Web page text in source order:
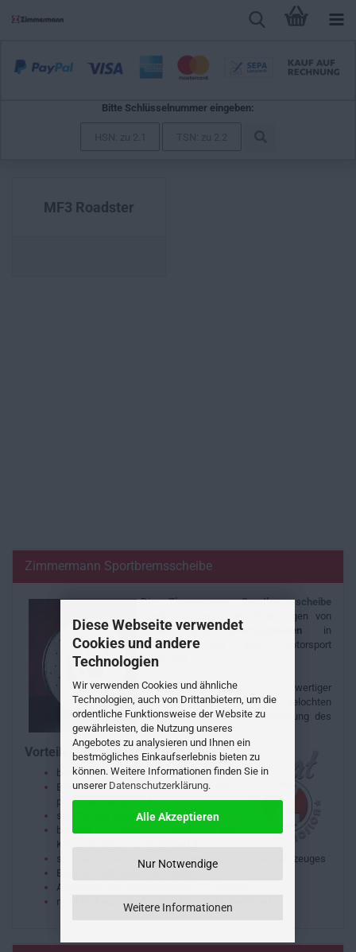
Diese Webseite verwendet
Cookies und andere
Technologien
Wir verwenden Cookies und ähnliche
Technologien, auch von Drittanbietern, um die
ordentliche Funktionsweise der Website zu
gewährleisten, die Nutzung unseres
Angebotes zu analysieren und Ihnen ein
bestmögliches Einkaufserlebnis bieten zu
können. Weitere Informationen finden Sie in
unserer Datenschutzerklärung.
Alle Akzeptieren
Nur Notwendige
Weitere Informationen
Bitte Schlüsselnummer eingeben:
MF3 Roadster
Zimmermann Sportbremsscheibe
DieZimmermannSportbremsscheibe
wurde auf Basis der Erfahrungen von
SerienfahrzeugBremsscheiben in
Verbindung mit dem Motorsport
entwickelt.
Durch die Kombination hochwertiger
Gussmaterialien mit einer gelochten
Bremsfläche wird eine Optimierung des
Bremssystems erzielt.
Vorteile Zimmermann Bremsen:
besseres Nassbremsverhalten
Bremsstaub und Wasser werden
permanent abgeführt
sportlichere Optik
bessere Optik durch Anti-
Korrosionsbeschichtung
spürbare Verbesserung der Bremsleistung Ihres Fahrzeuges
Bremsenfading wird vermieden
Austausch der Originalscheibe 1:1 möglich
nicht eintragungspflichtig - ABE wird mitgeliefert